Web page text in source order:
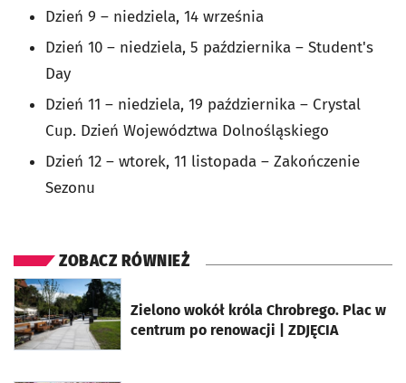
Dzień 9 – niedziela, 14 września
Dzień 10 – niedziela, 5 października – Student's
Day
Dzień 11 – niedziela, 19 października – Crystal
Cup. Dzień Województwa Dolnośląskiego
Dzień 12 – wtorek, 11 listopada – Zakończenie
Sezonu
ZOBACZ RÓWNIEŻ
Zielono wokół króla Chrobrego. Plac w
centrum po renowacji | ZDJĘCIA
otworzy się w nowej karcie